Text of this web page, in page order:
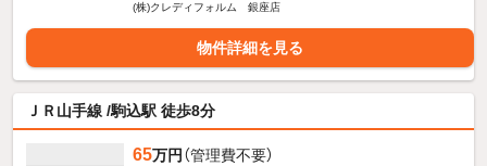
(株)クレディフォルム 銀座店
物件詳細を見る
ＪＲ山手線 /駒込駅 徒歩8分
65万円 （管理費不要）